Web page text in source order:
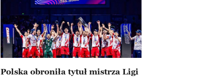
Polska obroniła tytuł mistrza Ligi